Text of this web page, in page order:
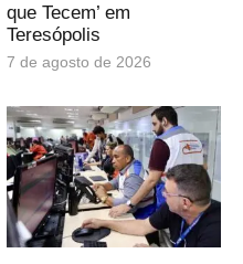
que Tecem’ em
Teresópolis
7 de agosto de 2026